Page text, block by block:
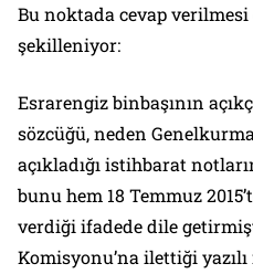
Bu noktada cevap
şekilleniyor:
Esrarengiz binbaşının
sözcüğü, neden
açıkladığı istihbarat
bunu hem 18 Temmuz
verdiği ifadede dile
Komisyonu’na ilettiği